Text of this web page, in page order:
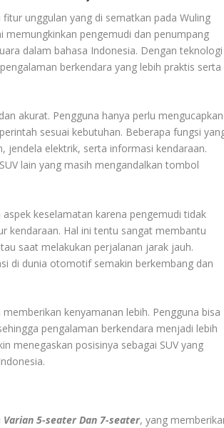
unggulan yang di sematkan pada Wuling
memungkinkan pengemudi dan penumpang
dalam bahasa Indonesia. Dengan teknologi
berkendara yang lebih praktis serta
akurat. Pengguna hanya perlu mengucapkan
sesuai kebutuhan. Beberapa fungsi
jendela elektrik, serta informasi kendaraan.
lain yang masih mengandalkan tombol
keselamatan karena pengemudi tidak
kendaraan. Hal ini tentu sangat membantu
saat melakukan perjalanan jarak jauh.
di dunia otomotif semakin berkembang dan
kenyamanan lebih. Pengguna bisa
pengalaman berkendara menjadi lebih
menegaskan posisinya sebagai SUV yang
Varian 5-seater Dan 7-seater, yang